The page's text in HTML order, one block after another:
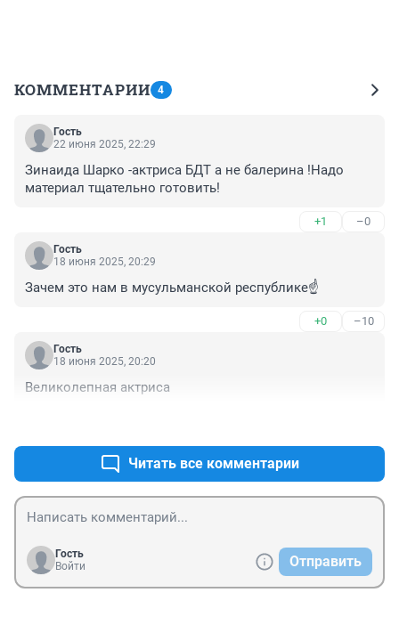
КОММЕНТАРИИ 4
Гость
22 июня 2025, 22:29
Зинаида Шарко -актриса БДТ а не балерина !Надо
материал тщательно готовить!
+1 –0
Гость
18 июня 2025, 20:29
Зачем это нам в мусульманской республике☝️
+0 –10
Гость
18 июня 2025, 20:20
Великолепная актриса
Читать все комментарии
Гость
Войти
Отправить